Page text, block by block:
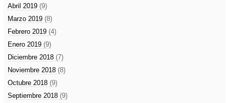
Abril 2019 (9)
Marzo 2019 (8)
Febrero 2019 (4)
Enero 2019 (9)
Diciembre 2018 (7)
Noviembre 2018 (8)
Octubre 2018 (9)
Septiembre 2018 (9)